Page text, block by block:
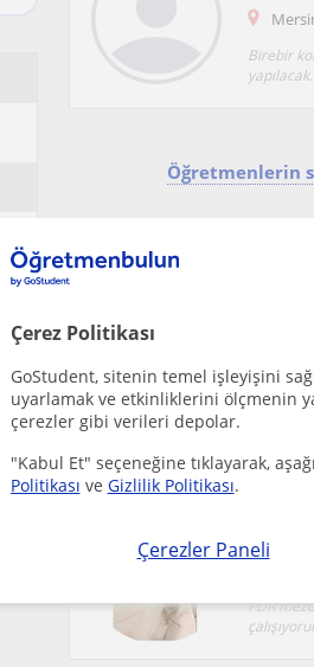
Çerez Politikası
GoStudent, sitenin temel işleyişini
uyarlamak ve etkinliklerini ölçmenin
çerezler gibi verileri depolar.
"Kabul Et" seçeneğine tıklayarak,
Politikası ve Gizlilik Politikası.
Çerezler Paneli
Birebir
Öğretmenlerin
Bu
tutors who give
PDR
PDR